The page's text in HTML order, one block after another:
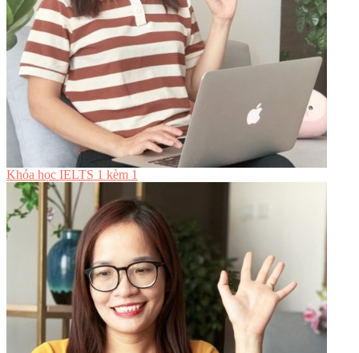
Khóa học IELTS 1 kèm 1